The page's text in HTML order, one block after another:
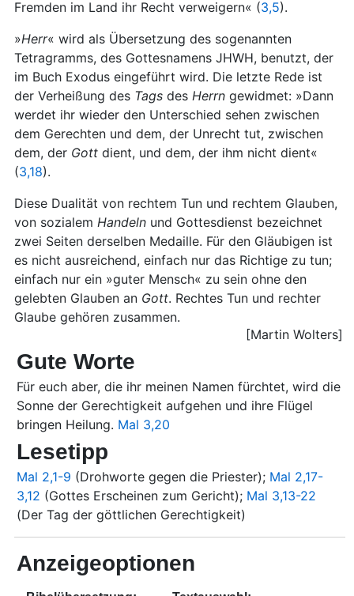
Fremden im Land ihr Recht verweigern« (3,5).
»Herr« wird als Übersetzung des sogenannten
Tetragramms, des Gottesnamens JHWH, benutzt, der
im Buch Exodus eingeführt wird. Die letzte Rede ist
der Verheißung des Tags des Herrn gewidmet: »Dann
werdet ihr wieder den Unterschied sehen zwischen
dem Gerechten und dem, der Unrecht tut, zwischen
dem, der Gott dient, und dem, der ihm nicht dient«
(3,18).
Diese Dualität von rechtem Tun und rechtem Glauben,
von sozialem Handeln und Gottesdienst bezeichnet
zwei Seiten derselben Medaille. Für den Gläubigen ist
es nicht ausreichend, einfach nur das Richtige zu tun;
einfach nur ein »guter Mensch« zu sein ohne den
gelebten Glauben an Gott. Rechtes Tun und rechter
Glaube gehören zusammen.
[Martin Wolters]
Gute Worte
Für euch aber, die ihr meinen Namen fürchtet, wird die
Sonne der Gerechtigkeit aufgehen und ihre Flügel
bringen Heilung. Mal 3,20
Lesetipp
Mal 2,1-9 (Drohworte gegen die Priester); Mal 2,17-
3,12 (Gottes Erscheinen zum Gericht); Mal 3,13-22
(Der Tag der göttlichen Gerechtigkeit)
Anzeigeoptionen